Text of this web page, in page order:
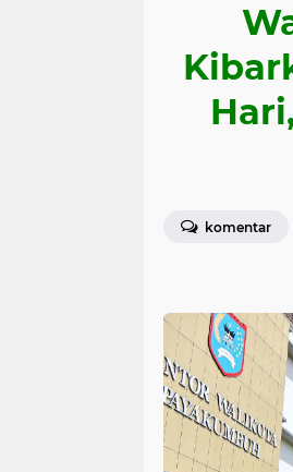
komentar